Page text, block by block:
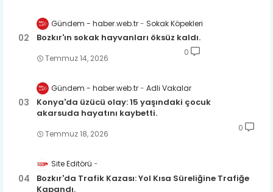
Gündem - haber.web.tr Sokak Köpekleri
Bozkır'ın sokak hayvanları öksüz kaldı.
Temmuz 14, 2026
0
Gündem - haber.web.tr Adli Vakalar
Konya'da üzücü olay: 15 yaşındaki çocuk
akarsuda hayatını kaybetti.
Temmuz 18, 2026
0
Site Editörü
Bozkır'da Trafik Kazası: Yol Kısa Süreliğine Trafiğe
Kapandı.